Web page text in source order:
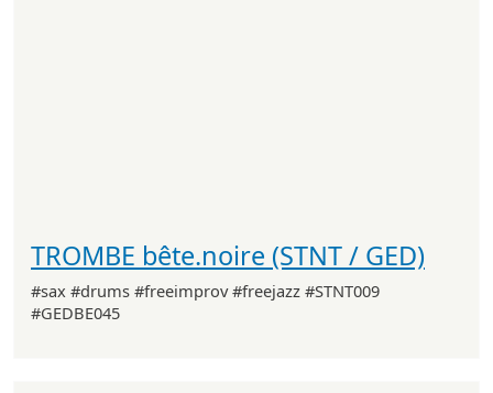
TROMBE bête.noire (STNT / GED)
#sax #drums #freeimprov #freejazz #STNT009
#GEDBE045